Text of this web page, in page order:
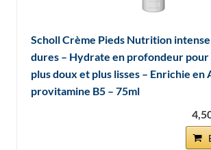
Scholl Crème Pieds Nutrition
dures – Hydrate en profondeur pour
plus doux et plus lisses – Enrichie en
provitamine B5 – 75ml